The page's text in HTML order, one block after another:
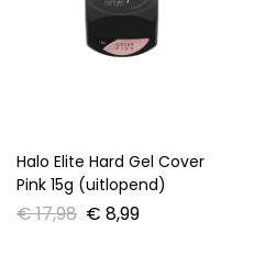
Halo Elite Hard Gel Cover
Pink 15g (uitlopend)
€17,98 € 8,99